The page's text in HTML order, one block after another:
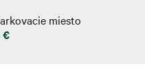
miesto
€